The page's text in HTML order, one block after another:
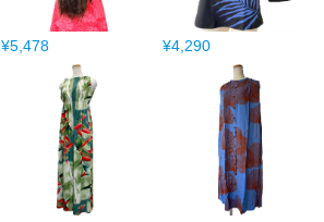
¥5,478 ¥4,290